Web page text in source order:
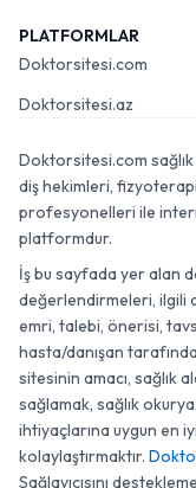
PLATFORMLAR
Doktorsitesi.com
Doktorsitesi.az
Doktorsitesi.com
diş hekimleri,
profesyonelleri ile
platformdur.
İş bu sayfada yer alan
değerlendirmeleri, ilgili
emri, talebi, önerisi,
hasta/danışan
sitesinin amacı, sağlık
sağlamak, sağlık
ihtiyaçlarına uygun en
kolaylaştırmaktır.
Sağlayıcısını